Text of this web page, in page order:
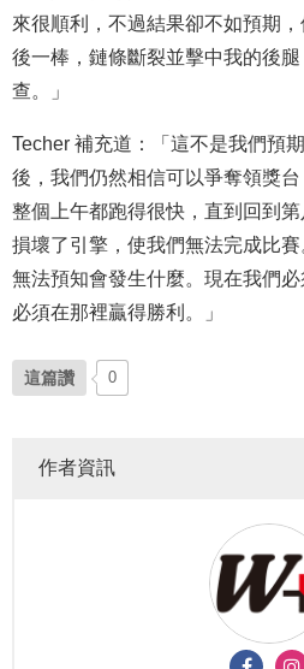
來很順利，不過結果卻不如預期
後一棒，鏈條斷裂並擊中我的後
查。」
Techer 補充道：「這不是我們預
後，我們仍然相信可以爭奪領獎
整個上午都跑得很快，直到回到第
損壞了引擎，使我們無法完成比
無法預知會發生什麼。現在我們
必須在那裡贏得勝利。」
這篇讚 0
作者資訊